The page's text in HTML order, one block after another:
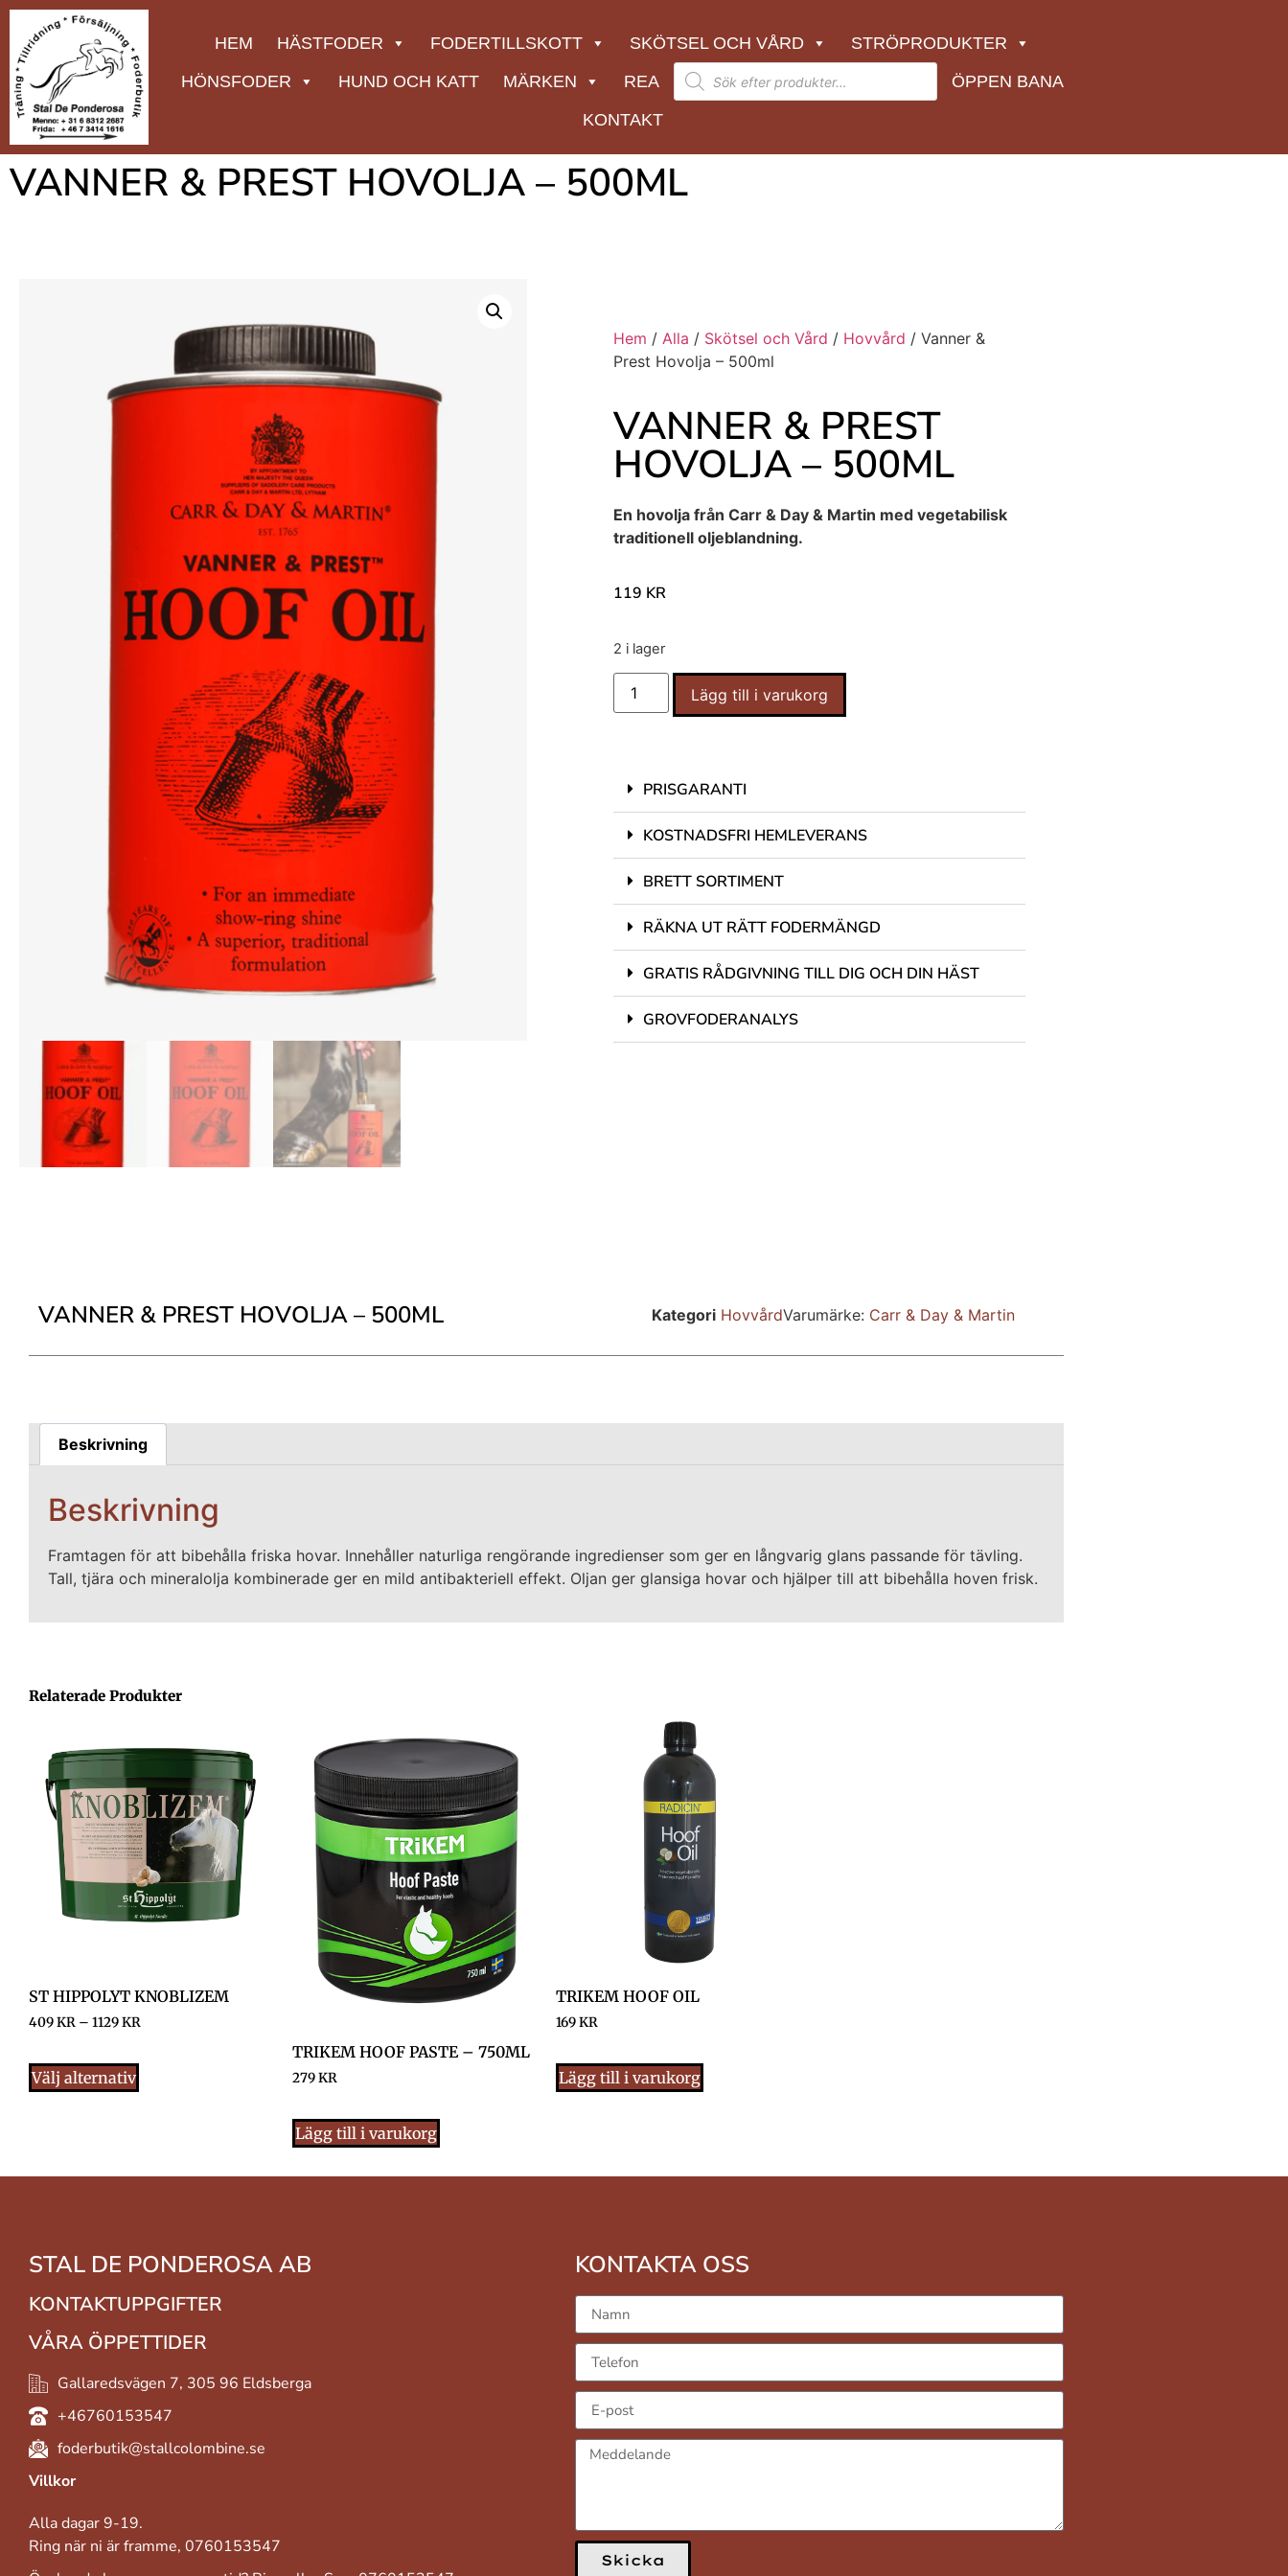
HEM HÄSTFODER FODERTILLSKOTT SKÖTSEL OCH VÅRD
STRÖPRODUKTER
HÖNSFODER
HUND OCH KATT MÄRKEN REA
ÖPPEN BANA
KONTAKT
VANNER & PREST HOVOLJA – 500ML
Hem / Alla / Skötsel och Vård / Hovvård / Vanner &
Prest Hovolja – 500ml
VANNER & PREST
HOVOLJA – 500ML
En hovolja från Carr & Day & Martin med vegetabilisk
traditionell oljeblandning.
119 KR
2 i lager
Lägg till i varukorg
PRISGARANTI
KOSTNADSFRI HEMLEVERANS
BRETT SORTIMENT
RÄKNA UT RÄTT FODERMÄNGD
GRATIS RÅDGIVNING TILL DIG OCH DIN HÄST
GROVFODERANALYS
VANNER & PREST HOVOLJA – 500ML Kategori HovvårdVarumärke: Carr & Day & Martin
Beskrivning
Beskrivning
Framtagen för att bibehålla friska hovar. Innehåller naturliga rengörande ingredienser som ger en långvarig glans passande för tävling.
Tall, tjära och mineralolja kombinerade ger en mild antibakteriell effekt. Oljan ger glansiga hovar och hjälper till att bibehålla hoven frisk.
Relaterade Produkter
ST HIPPOLYT KNOBLIZEM
409KR – 1129KR
Välj alternativ
TRIKEM HOOF PASTE – 750ML
279KR
Lägg till i varukorg
TRIKEM HOOF OIL
169KR
Lägg till i varukorg
STAL DE PONDEROSA AB
KONTAKTUPPGIFTER
VÅRA ÖPPETTIDER
Gallaredsvägen 7, 305 96 Eldsberga
+46760153547
foderbutik@stallcolombine.se
Villkor
Alla dagar 9-19.
Ring när ni är framme, 0760153547
KONTAKTA OSS
Skicka